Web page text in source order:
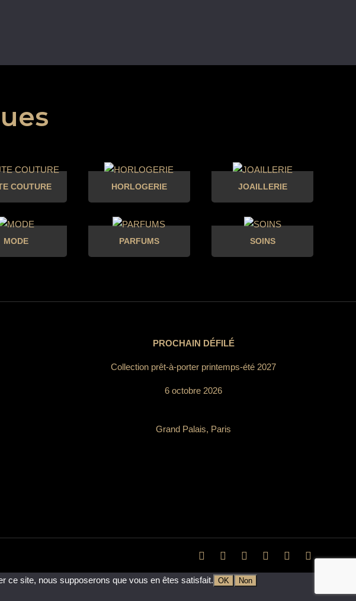
COUTURE HORLOGERIE JOAILLERIE
MODE PARFUMS SOINS
PROCHAIN DÉFILÉ
Collection prêt-à-porter printemps-été 2027
6 octobre 2026
Grand Palais, Paris
ce site, nous supposerons que vous en êtes satisfait. OK
Non